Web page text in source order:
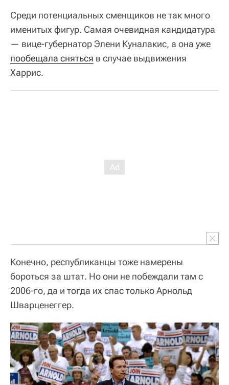
Среди потенциальных сменщиков не так много
именитых фигур. Самая очевидная кандидатура
— вице-губернатор Элени Куналакис, а она уже
пообещала сняться в случае выдвижения
Харрис.
Конечно, республиканцы тоже намерены
бороться за штат. Но они не побеждали там с
2006-го, да и тогда их спас только Арнольд
Шварценеггер.